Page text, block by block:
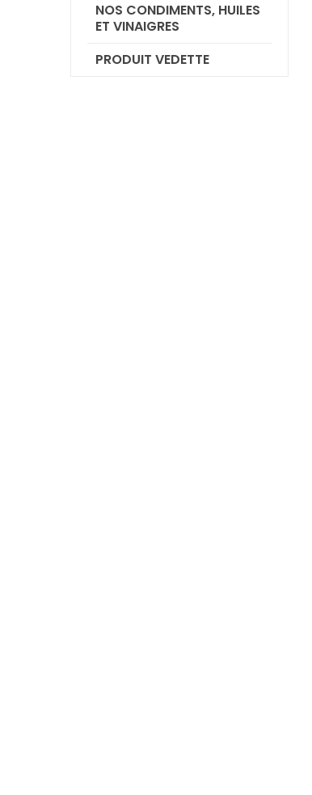
NOS CONDIMENTS, HUILES
ET VINAIGRES
PRODUIT VEDETTE